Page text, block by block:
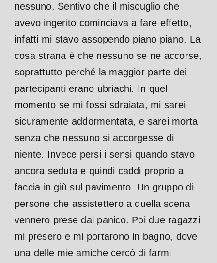
nessuno. Sentivo che il miscuglio che
avevo ingerito cominciava a fare effetto,
infatti mi stavo assopendo piano piano. La
cosa strana è che nessuno se ne accorse,
soprattutto perché la maggior parte dei
partecipanti erano ubriachi. In quel
momento se mi fossi sdraiata, mi sarei
sicuramente addormentata, e sarei morta
senza che nessuno si accorgesse di
niente. Invece persi i sensi quando stavo
ancora seduta e quindi caddi proprio a
faccia in giù sul pavimento. Un gruppo di
persone che assistettero a quella scena
vennero prese dal panico. Poi due ragazzi
mi presero e mi portarono in bagno, dove
una delle mie amiche cercò di farmi